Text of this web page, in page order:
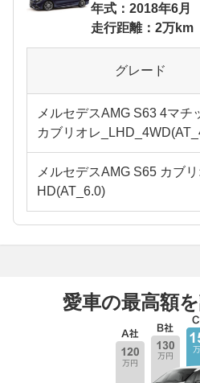
年式：2018年6月
走行距離：2万km
グレード
メルセデスAMG S63 4マチ
カブリオレ
メルセデスAMG S65 カブ
HD(AT_6.0)
愛車の最高額